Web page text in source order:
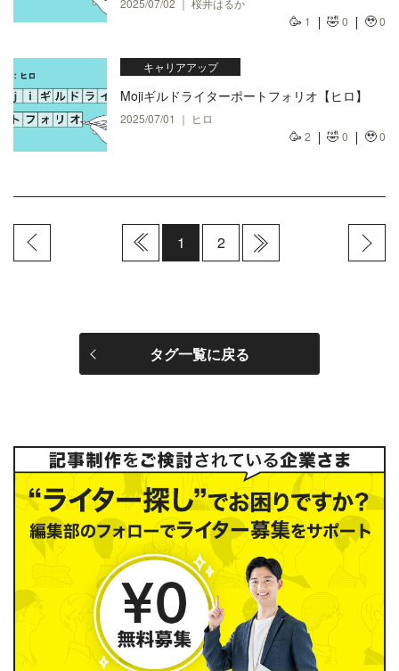
2025/07/02 ｜ 桜井はるか
🥳 1 🤣0 🥹0
キャリアアップ
Mojiギルドライターポートフォリオ【ヒロ】
2025/07/01 ｜ ヒロ
🥳 2 🤣0 🥹0
1 2
タグ一覧に戻る